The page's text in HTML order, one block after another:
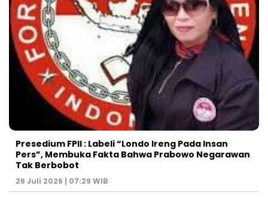
Presedium FPII : Labeli “Londo Ireng Pada Insan
Pers”, Membuka Fakta Bahwa Prabowo Negarawan
Tak Berbobot
26 Juli 2026 | 07:29 WIB